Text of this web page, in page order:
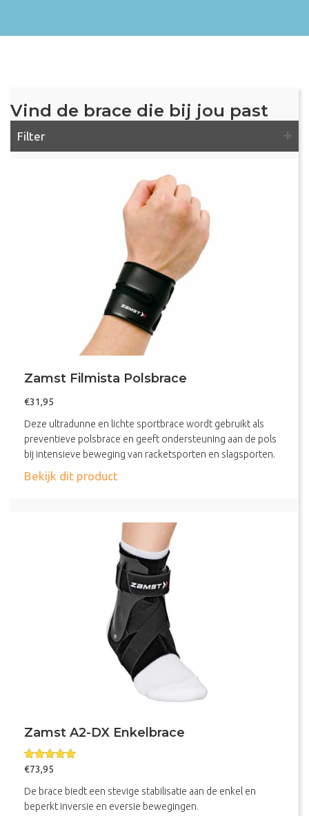
Vind de brace die bij jou past
Filter
Zamst Filmista Polsbrace
€31,95
Deze ultradunne en lichte sportbrace wordt gebruikt als
preventieve polsbrace en geeft ondersteuning aan de pols
bij intensieve beweging van racketsporten en slagsporten.
Bekijk dit product
Zamst A2-DX Enkelbrace
Gewaardeerd
5.00uit 5
€73,95
De brace biedt een stevige stabilisatie aan de enkel en
beperkt inversie en eversie bewegingen.